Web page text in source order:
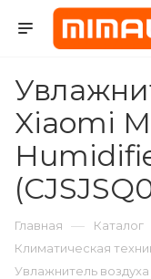
Xiaomi
Главная — Каталог
Климатическая
Увлажнитель